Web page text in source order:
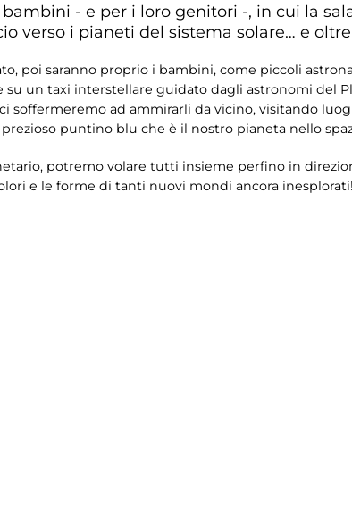
- e per i loro genitori -, in cui la
verso i pianeti del sistema solare… e
poi saranno proprio i bambini, come piccoli
su un taxi interstellare guidato dagli astronomi del
soffermeremo ad ammirarli da vicino, visitando
puntino blu che è il nostro pianeta nello
potremo volare tutti insieme perfino in
e le forme di tanti nuovi mondi ancora inesplorati!